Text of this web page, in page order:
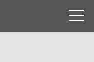
toggle